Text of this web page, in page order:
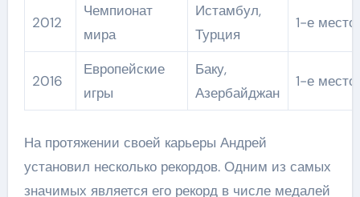
2012
Чемпионат
мира
Истамбул,
Турция
1-е место
2016
Европейские
игры
Баку,
Азербайджан
1-е место
На протяжении своей карьеры Андрей
установил несколько рекордов. Одним из самых
значимых является его рекорд в числе медалей